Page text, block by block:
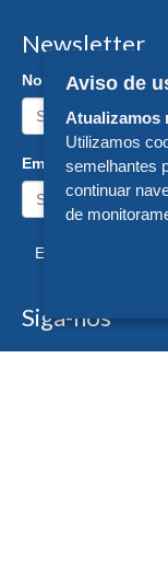
Newsletter
Nome:
Email:
Enviar
Siga-nos
Aviso de
Atualizamos
Utilizamos
semelhantes
continuar
de